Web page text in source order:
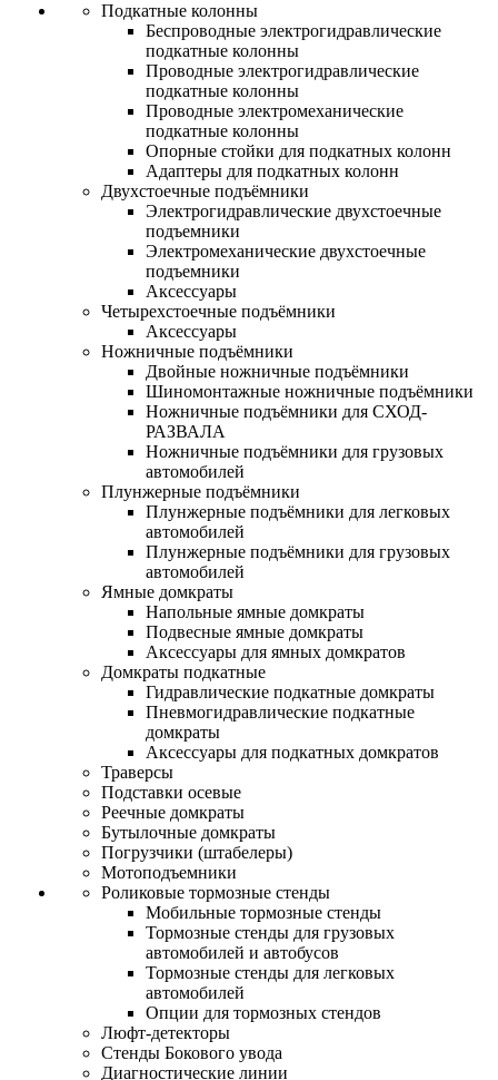
Подкатные колонны
Беспроводные электрогидравлические
подкатные колонны
Проводные электрогидравлические
подкатные колонны
Проводные электромеханические
подкатные колонны
Опорные стойки для подкатных колонн
Адаптеры для подкатных колонн
Двухстоечные подъёмники
Электрогидравлические двухстоечные
подъемники
Электромеханические двухстоечные
подъемники
Аксессуары
Четырехстоечные подъёмники
Аксессуары
Ножничные подъёмники
Двойные ножничные подъёмники
Шиномонтажные ножничные подъёмники
Ножничные подъёмники для СХОД-
РАЗВАЛА
Ножничные подъёмники для грузовых
автомобилей
Плунжерные подъёмники
Плунжерные подъёмники для легковых
автомобилей
Плунжерные подъёмники для грузовых
автомобилей
Ямные домкраты
Напольные ямные домкраты
Подвесные ямные домкраты
Аксессуары для ямных домкратов
Домкраты подкатные
Гидравлические подкатные домкраты
Пневмогидравлические подкатные
домкраты
Аксессуары для подкатных домкратов
Траверсы
Подставки осевые
Реечные домкраты
Бутылочные домкраты
Погрузчики (штабелеры)
Мотоподъемники
Роликовые тормозные стенды
Мобильные тормозные стенды
Тормозные стенды для грузовых
автомобилей и автобусов
Тормозные стенды для легковых
автомобилей
Опции для тормозных стендов
Люфт-детекторы
Стенды Бокового увода
Диагностические линии